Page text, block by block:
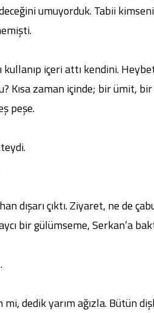
umuyorduk. Tabii
kullanıp içeri attı kendini.
Kısa zaman içinde; bir ümit,
peşe.
dışarı çıktı. Ziyaret, ne de
bir gülümseme, Serkan’a
dedik yarım ağızla. Bütün